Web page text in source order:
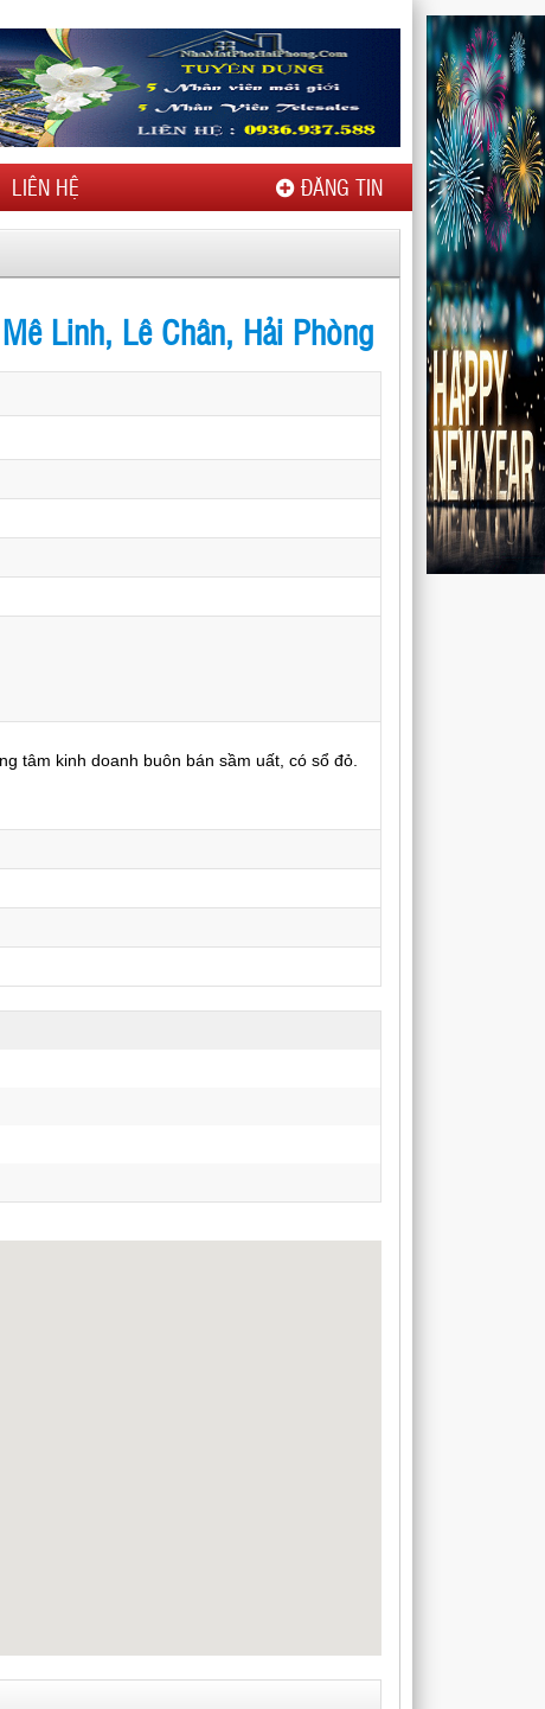
LIÊN HỆ ĐĂNG TIN
Linh, Lê Chân, Hải Phòng
tâm kinh doanh buôn bán sầm uất, có sổ đỏ.